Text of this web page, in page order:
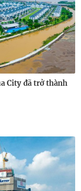
City đã trở thành